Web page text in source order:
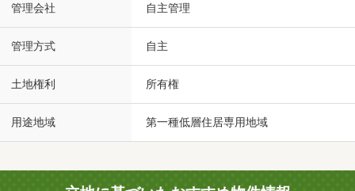
管理会社 自主管理
管理方式 自主
土地権利 所有権
用途地域 第一種低層住居専用地域